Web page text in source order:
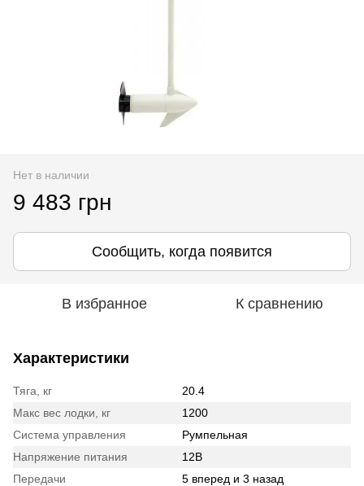
Нет в наличии
9 483 грн
Сообщить, когда появится
В избранное К сравнению
Характеристики
Тяга, кг
20.4
Макс вес лодки, кг
1200
Система управления
Румпельная
Напряжение питания
12В
Передачи
5 вперед и 3 назад